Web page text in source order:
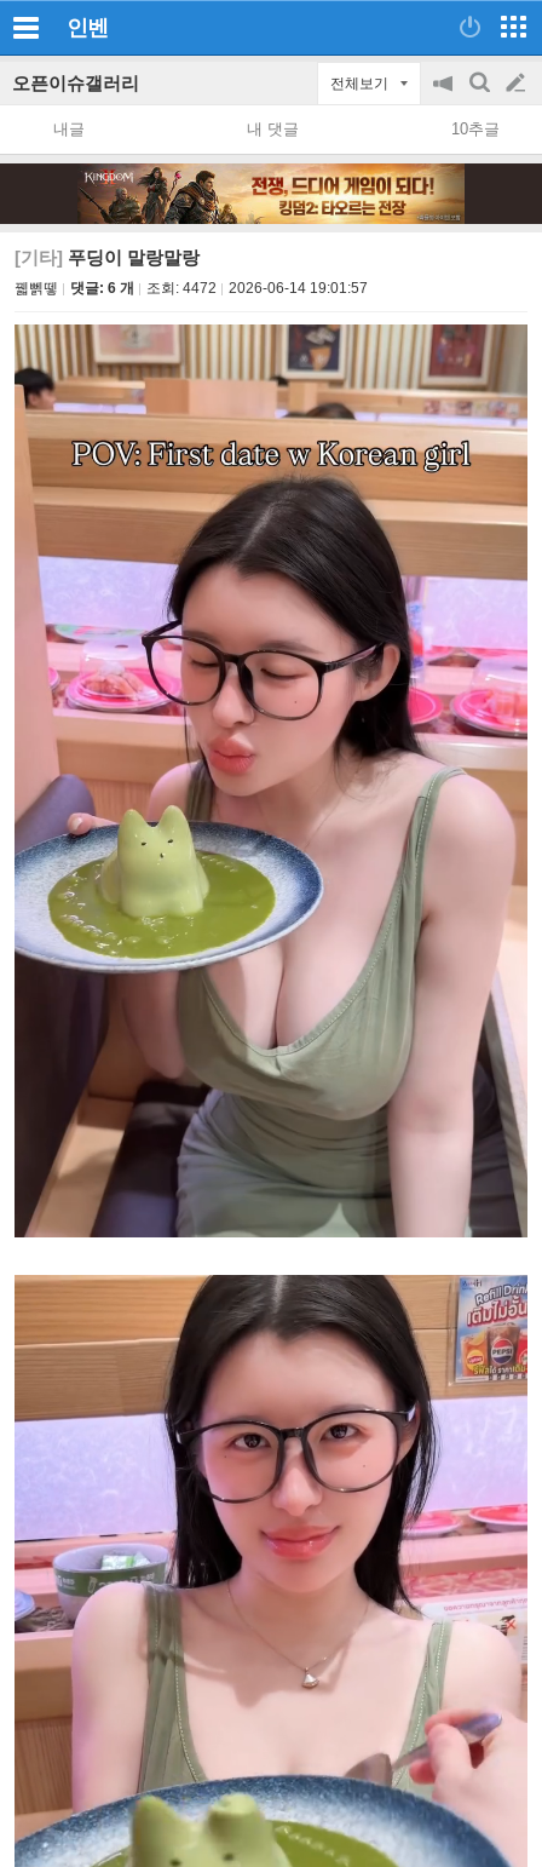
인벤
오픈이슈갤러리 전체보기
공
지
on/off
검
색
글
쓰
내글 내 댓글 10추글
[기타] 푸딩이 말랑말랑
꿻뻵뗗 댓글: 6 개 조회: 4472 2026-06-14 19:01:57